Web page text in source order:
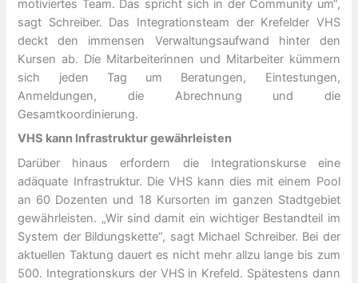
motiviertes Team. Das spricht sich in der Community um“,
sagt Schreiber. Das Integrationsteam der Krefelder VHS
deckt den immensen Verwaltungsaufwand hinter den
Kursen ab. Die Mitarbeiterinnen und Mitarbeiter kümmern
sich jeden Tag um Beratungen, Eintestungen,
Anmeldungen, die Abrechnung und die
Gesamtkoordinierung.
VHS kann Infrastruktur gewährleisten
Darüber hinaus erfordern die Integrationskurse eine
adäquate Infrastruktur. Die VHS kann dies mit einem Pool
an 60 Dozenten und 18 Kursorten im ganzen Stadtgebiet
gewährleisten. „Wir sind damit ein wichtiger Bestandteil im
System der Bildungskette“, sagt Michael Schreiber. Bei der
aktuellen Taktung dauert es nicht mehr allzu lange bis zum
500. Integrationskurs der VHS in Krefeld. Spätestens dann